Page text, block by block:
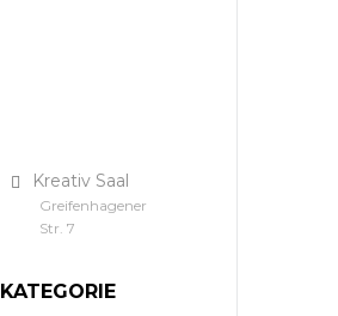
Kreativ Saal
Greifenhagener
Str. 7
KATEGORIE